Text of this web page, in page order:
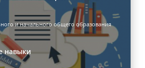
и начального общего образования
навыки